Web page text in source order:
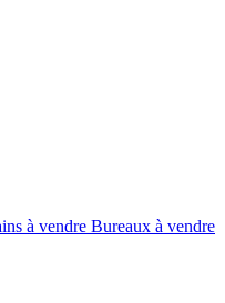
à vendre Bureaux à vendre